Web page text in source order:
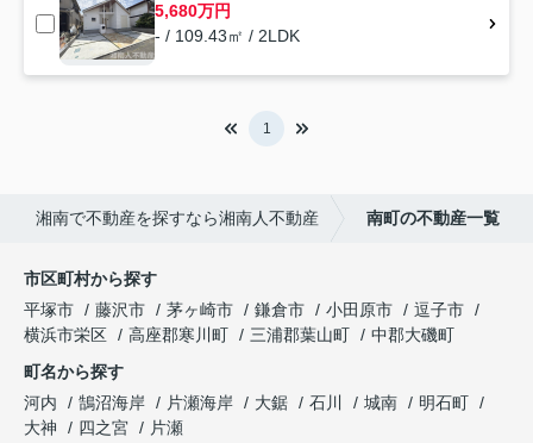
5,680万円
- / 109.43㎡ / 2LDK
1
湘南で不動産を探すなら湘南人不動産 南町の不動産一覧
市区町村から探す
平塚市
藤沢市 茅ヶ崎市 鎌倉市 小田原市
逗子市
横浜市栄区
高座郡寒川町 三浦郡葉山町
中郡大磯町
町名から探す
河内
鵠沼海岸 片瀬海岸 大鋸 石川 城南
明石町
大神
四之宮
片瀬